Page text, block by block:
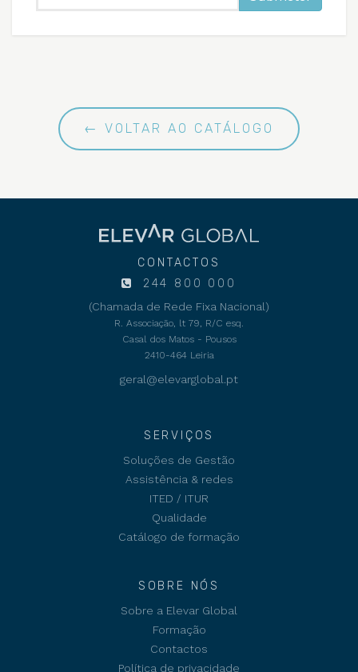
← VOLTAR AO CATÁLOGO
CONTACTOS
244 800 000
(Chamada de Rede Fixa Nacional)
R. Associação, lt 79, R/C esq.
Casal dos Matos - Pousos
2410-464 Leiria
geral@elevarglobal.pt
SERVIÇOS
Soluções de Gestão
Assistência & redes
ITED / ITUR
Qualidade
Catálogo de formação
SOBRE NÓS
Sobre a Elevar Global
Formação
Contactos
Política de privacidade